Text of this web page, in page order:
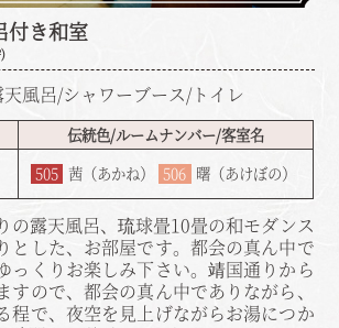
付き和室
風呂/シャワーブース/トイレ
伝統色/ルームナンバー/客室名
505 茜（あかね） 506 曙（あけぼの）
の露天風呂、琉球畳10畳の和モダンス
とした、お部屋です。都会の真ん中で
っくりお楽しみ下さい。靖国通りから
すので、都会の真ん中でありながら、
程で、夜空を見上げながらお湯につか